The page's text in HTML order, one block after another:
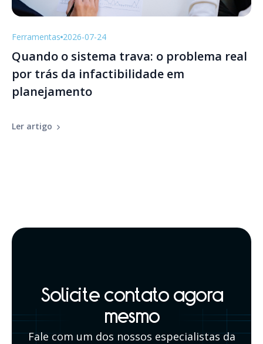
Ferramentas 2026-07-24
Quando o sistema trava: o problema real
por trás da infactibilidade em
planejamento
Ler artigo
Solicite contato agora
mesmo
Fale com um dos nossos especialistas da